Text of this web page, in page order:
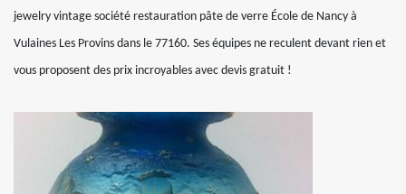
jewelry vintage société restauration pâte de verre École de Nancy à
Vulaines Les Provins dans le 77160. Ses équipes ne reculent devant rien et
vous proposent des prix incroyables avec devis gratuit !